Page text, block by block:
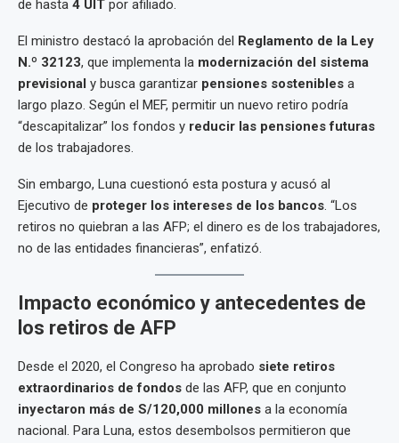
de hasta 4 UIT por afiliado.
El ministro destacó la aprobación del Reglamento de la Ley
N.º 32123, que implementa la modernización del sistema
previsional y busca garantizar pensiones sostenibles a
largo plazo. Según el MEF, permitir un nuevo retiro podría
“descapitalizar” los fondos y reducir las pensiones futuras
de los trabajadores.
Sin embargo, Luna cuestionó esta postura y acusó al
Ejecutivo de proteger los intereses de los bancos. “Los
retiros no quiebran a las AFP; el dinero es de los trabajadores,
no de las entidades financieras”, enfatizó.
Impacto económico y antecedentes de
los retiros de AFP
Desde el 2020, el Congreso ha aprobado siete retiros
extraordinarios de fondos de las AFP, que en conjunto
inyectaron más de S/120,000 millones a la economía
nacional. Para Luna, estos desembolsos permitieron que